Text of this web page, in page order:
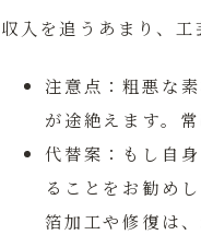
収入を追うあまり、
注意点：粗悪な
が途絶えます。
代替案： もし自
ることをお勧め
箔加工や修復は